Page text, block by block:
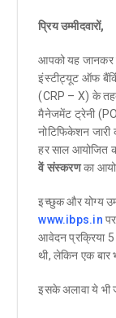
प्रिय उम्मीदवारों,
आपको यह जानकर
इंस्टीट्यूट ऑफ
(CRP – X) के
मैनेजमेंट ट्रेनी
नोटिफिकेशन जारी
हर साल आयोजित
वें संस्करणका
इच्छुक और योग्य
www.ibps.in
आवेदन प्रक्रिया
थी, लेकिन एक बार
इसके अलावा ये